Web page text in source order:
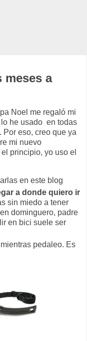
meses a
Noel me regaló mi
he usado en todas
Por eso, creo que ya
mi nuevo
principio, yo uso el
en este blog
a donde quiero ir
sin miedo a tener
dominguero, padre
en bici suele ser
mientras pedaleo. Es